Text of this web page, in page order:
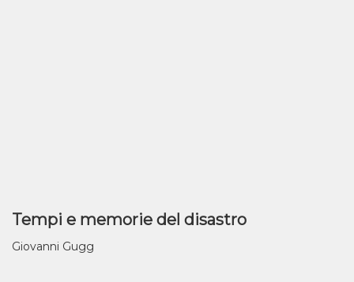
Tempi e memorie del disastro
Giovanni Gugg